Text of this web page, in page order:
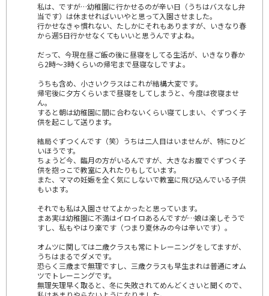
私は、ですが…幼稚園に行かせるのが辛い日（うちはバスなし弁
当です）は休ませればいいやと思って入園させました。
行かせなきゃ慣れない、たしかにそれもありますが、いきなり春
から週5日行かせなくてもいいと思うんですよね。
だって、今現在昼ご飯の後に昼寝をしてる生活が、いきなり春か
ら2時～3時くらいの帰宅まで昼寝なしですよ。
うちも含め、小さいクラスはこれが結構大変です。
帰宅後に夕方くらいまで昼寝をしてしまうと、今度は夜寝ませ
ん。
すると朝は幼稚園に間に合わないくらい寝てしまい、ぐずつく子
供を起こして送ります。
結局ぐずつくんです（笑）うちは二人目はいませんが、特にひど
いほうです。
ちょうど今、臨月の方がいるんですが、大きなお腹でぐずつく子
供を抱っこで教室に入れたりもしています。
また、ママの妊娠を全く気にしないで教室に飛び込んでいる子供
もいます。
それでも私は入園させてよかったと思っています。
まあ実は幼稚園に不満はイロイロあるんですが…娘は楽しそうで
すし、私もやはり楽です（つまり夏休みの今は辛いです）。
オムツに関しては二歳クラスも常にトレーニングをしてますが、
うちはまるでダメです。
恐らく三歳まで無理ですし、三歳クラスも早生まれは普通にオム
ツでトレーニングです。
無理矢理早く取ると、冬に失敗されてめんどくさいと聞くので、